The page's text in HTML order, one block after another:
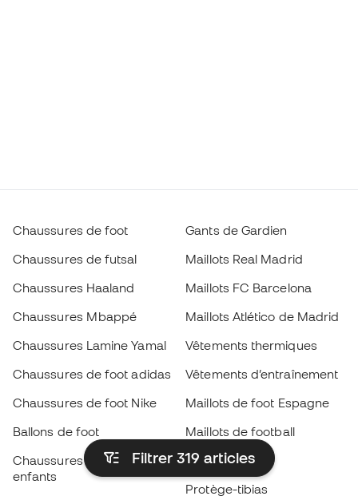
Filtrer 319 articles
Chaussures de foot
Chaussures de futsal
Chaussures Haaland
Chaussures Mbappé
Chaussures Lamine Yamal
Chaussures de foot adidas
Chaussures de foot Nike
Ballons de foot
Chaussures de foot pour
enfants
Gants de Gardien
Maillots Real Madrid
Maillots FC Barcelona
Maillots Atlético de Madrid
Vêtements thermiques
Vêtements d’entraînement
Maillots de foot Espagne
Maillots de football
Imperméables
Protège-tibias